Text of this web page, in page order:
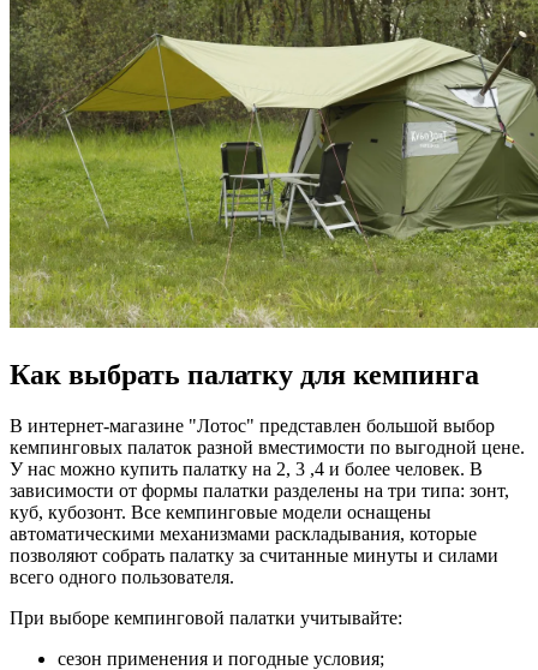
Как выбрать палатку для кемпинга
В интернет-магазине "Лотос" представлен большой выбор
кемпинговых палаток разной вместимости по выгодной цене.
У нас можно купить палатку на 2, 3 ,4 и более человек. В
зависимости от формы палатки разделены на три типа: зонт,
куб, кубозонт. Все кемпинговые модели оснащены
автоматическими механизмами раскладывания, которые
позволяют собрать палатку за считанные минуты и силами
всего одного пользователя.
При выборе кемпинговой палатки учитывайте:
сезон применения и погодные условия;